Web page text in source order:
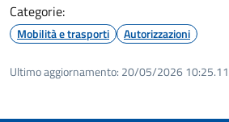
Categorie:
Mobilità e trasporti Autorizzazioni
Ultimo aggiornamento: 20/05/2026 10:25.11